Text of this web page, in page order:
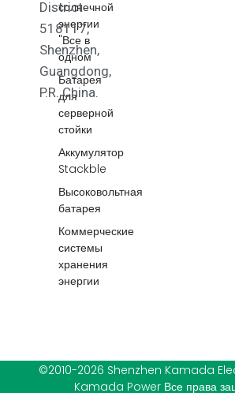
солнечной
энергии
"Все в
одном
Батарея
для
серверной
стойки
Аккумулятор
Stackble
Высоковольтная
батарея
Коммерческие
системы
хранения
энергии
District
518117,
Shenzhen,
Guangdong,
P.R. China.
©2010-2026 Shenzhen Kamada
Kamada Power Все права